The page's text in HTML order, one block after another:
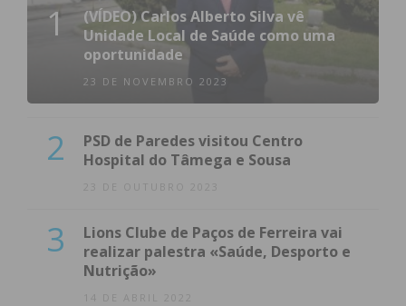
1
(VÍDEO) Carlos Alberto Silva vê
Unidade Local de Saúde como uma
oportunidade
23 DE NOVEMBRO 2023
2
PSD de Paredes visitou Centro
Hospital do Tâmega e Sousa
23 DE OUTUBRO 2023
3
Lions Clube de Paços de Ferreira vai
realizar palestra «Saúde, Desporto e
Nutrição»
14 DE ABRIL 2022